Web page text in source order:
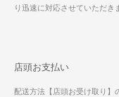
り迅速に対応させていただき
店頭お支払い
配送方法【店頭お受け取り】